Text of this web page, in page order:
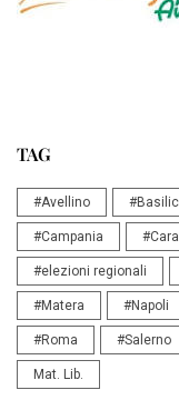
TAG
#Avellino
#Campania
#elezioni regionali
#Matera #Napoli
#Roma #Salerno
Mat. Lib.